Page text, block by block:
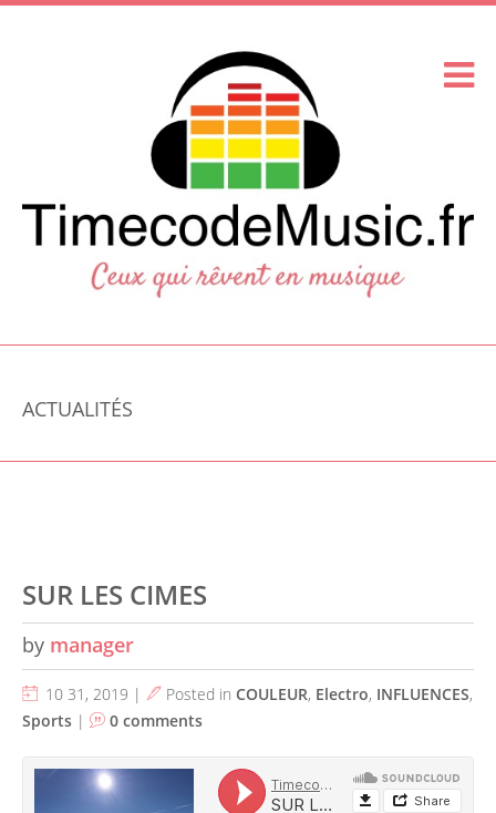
ACTUALITÉS
SUR LES CIMES
by manager
10 31, 2019 | Posted in COULEUR, Electro, INFLUENCES,
Sports | 0 comments